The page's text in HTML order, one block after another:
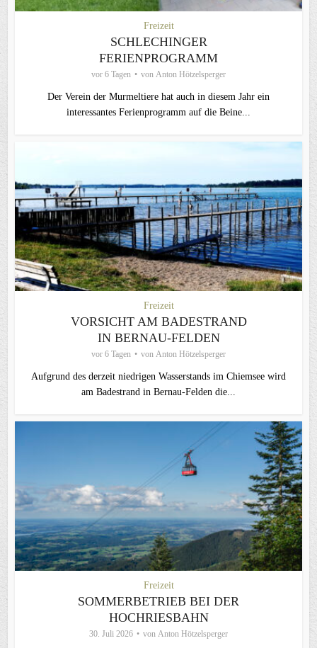
Freizeit
SCHLECHINGER
FERIENPROGRAMM
vor 6 Tagen von Anton Hötzelsperger
Der Verein der Murmeltiere hat auch in diesem Jahr ein
interessantes Ferienprogramm auf die Beine...
Freizeit
VORSICHT AM BADESTRAND
IN BERNAU-FELDEN
vor 6 Tagen von Anton Hötzelsperger
Aufgrund des derzeit niedrigen Wasserstands im Chiemsee wird
am Badestrand in Bernau-Felden die...
Freizeit
SOMMERBETRIEB BEI DER
HOCHRIESBAHN
30. Juli 2026 von Anton Hötzelsperger